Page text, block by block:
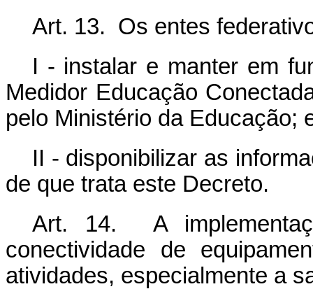
Art. 13. Os entes
I - instalar e manter em
Medidor Educação
pelo Ministério da Educação;
II - disponibilizar as
de que trata este Decreto.
Art. 14. A
conectividade de
atividades, especialmente a